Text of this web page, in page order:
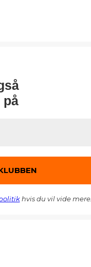
på
hvis du vil vide mere.